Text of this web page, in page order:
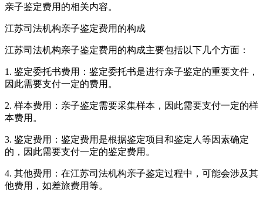
亲子鉴定费用的相关内容。
江苏司法机构亲子鉴定费用的构成
江苏司法机构亲子鉴定费用的构成主要包括以下几个方面：
1. 鉴定委托书费用：鉴定委托书是进行亲子鉴定的重要文件，
因此需要支付一定的费用。
2. 样本费用：亲子鉴定需要采集样本，因此需要支付一定的样
本费用。
3. 鉴定费用：鉴定费用是根据鉴定项目和鉴定人等因素确定
的，因此需要支付一定的鉴定费用。
4. 其他费用：在江苏司法机构亲子鉴定过程中，可能会涉及其
他费用，如差旅费用等。